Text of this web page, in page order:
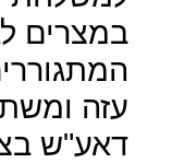
במצרים
עזה
דאע"ש